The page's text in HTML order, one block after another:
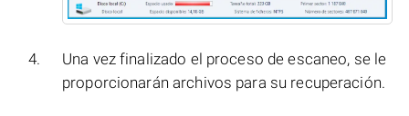
Una vez finalizado el proceso de escaneo, se le
proporcionarán archivos para su recuperación.